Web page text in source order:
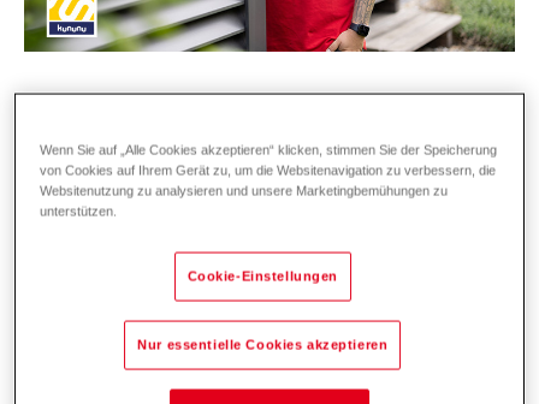
Bei Hoval stehen angenehme Temperaturen
an erster Stelle – und das schon seit 75
Klimatechnik vertrauen auf erstklassige
Lösungen und exzellenten Service,
österreich- und weltweit.
Denn wir bei Hoval
lieben, was wir tun!
Wenn Sie auf „Alle Cookies akzeptieren“ klicken, stimmen Sie der Speicherung
von Cookies auf Ihrem Gerät zu, um die Websitenavigation zu verbessern, die
Websitenutzung zu analysieren und unsere Marketingbemühungen zu
unterstützen.
Cookie-Einstellungen
Nur essentielle Cookies akzeptieren